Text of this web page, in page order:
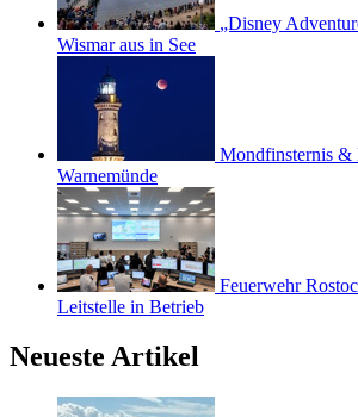
„Disney
Wismar aus in See
Mondfinsternis &
Warnemünde
Feuerwehr
Leitstelle in Betrieb
Neueste Artikel